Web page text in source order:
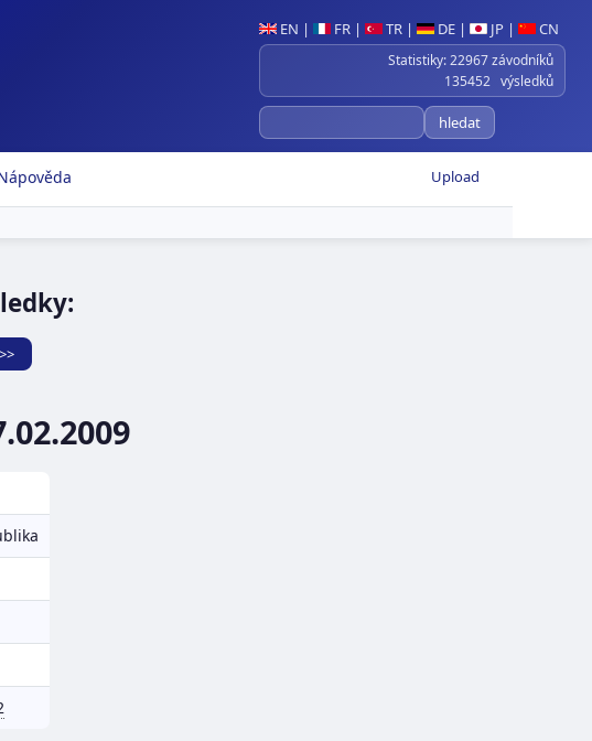
EN | FR | TR | DE | JP | CN
Statistiky: 22967 závodníků
135452 výsledků
Upload